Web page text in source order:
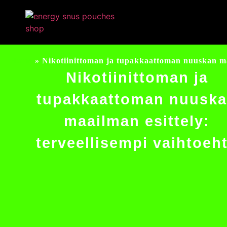
» Nikotiinittoman ja tupakkaattoman nuuskan
Nikotiinittoman ja
tupakkaattoman
maailman esittely:
terveellisempi